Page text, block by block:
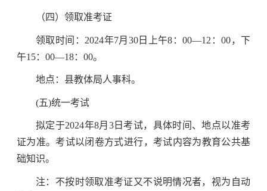
（四）领取准考证
领取时间：2024年7月30日上午8：00—12：00，下
午15：00—18：00。
地点：县教体局人事科。
(五)统一考试
拟定于2024年8月3日考试，具体时间、地点以准考
证为准。考试以闭卷方式进行，考试内容为教育公共基
础知识。
注：不按时领取准考证又不说明情况者，视为自动